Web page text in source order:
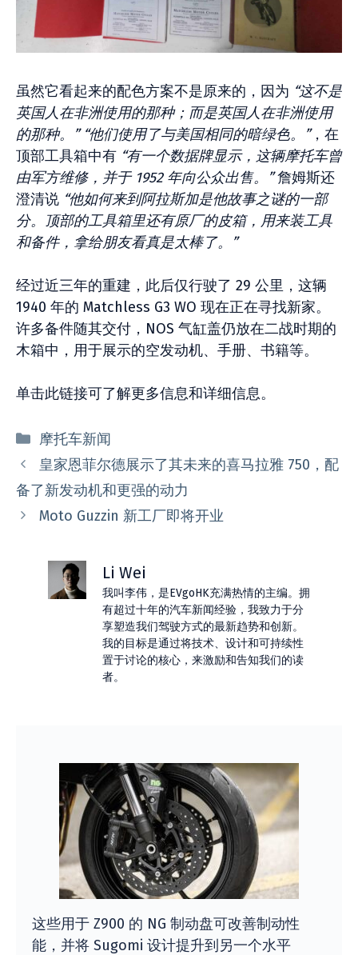
虽然它看起来的配色方案不是原来的，因为 “这不是
英国人在非洲使用的那种；而是英国人在非洲使用
的那种。” “他们使用了与美国相同的暗绿色。”，在
顶部工具箱中有 “有一个数据牌显示，这辆摩托车曾
由军方维修，并于 1952 年向公众出售。”詹姆斯还
澄清说 “他如何来到阿拉斯加是他故事之谜的一部
分。顶部的工具箱里还有原厂的皮箱，用来装工具
和备件，拿给朋友看真是太棒了。”
经过近三年的重建，此后仅行驶了 29 公里，这辆
1940 年的 Matchless G3 WO 现在正在寻找新家。
许多备件随其交付，NOS 气缸盖仍放在二战时期的
木箱中，用于展示的空发动机、手册、书籍等。
单击此链接可了解更多信息和详细信息。
分
类
摩托车新闻
皇家恩菲尔德展示了其未来的喜马拉雅 750，配
备了新发动机和更强的动力
Moto Guzzin 新工厂即将开业
Li Wei
我叫李伟，是EVgoHK充满热情的主编。拥
有超过十年的汽车新闻经验，我致力于分
享塑造我们驾驶方式的最新趋势和创新。
我的目标是通过将技术、设计和可持续性
置于讨论的核心，来激励和告知我们的读
者。
这些用于 Z900 的 NG 制动盘可改善制动性
能，并将 Sugomi 设计提升到另一个水平